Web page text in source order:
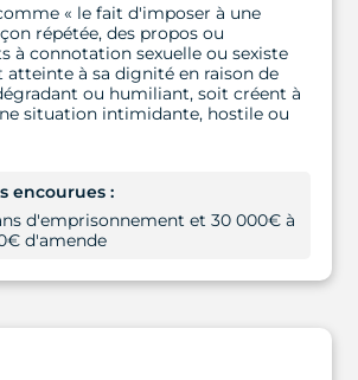
« le fait d'imposer à une
répétée, des propos ou
à connotation sexuelle ou sexiste
à sa dignité en raison de
ou humiliant, soit créent à
situation intimidante, hostile ou
encourues :
d'emprisonnement et 30 000€ à
d'amende